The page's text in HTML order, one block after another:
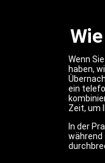
Wenn
haben,
ein
Zeit, um
In der
während